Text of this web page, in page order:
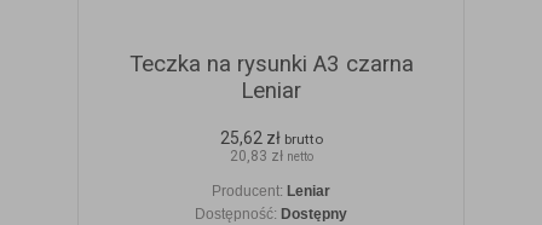
Teczka na rysunki A3 czarna
Leniar
25,62 zł brutto
20,83 zł netto
Producent: Leniar
Dostępność: Dostępny